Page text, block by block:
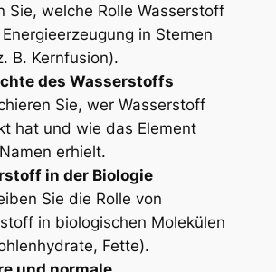
Sie, welche Rolle Wasserstoff
in Sternen
B. Kernfusion).
des Wasserstoffs
Sie, wer Wasserstoff
hat und wie das Element
erhielt.
in der Biologie
Sie die Rolle von
in biologischen Molekülen
Fette).